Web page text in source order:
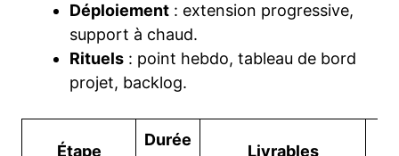
Déploiement : extension progressive,
support à chaud.
Rituels : point hebdo, tableau de bord
projet, backlog.
Étape
Durée
Livrables